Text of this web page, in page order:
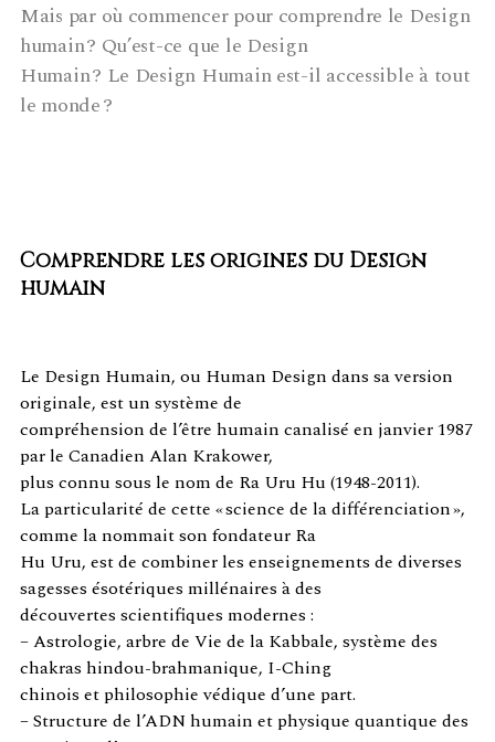
Mais par où commencer pour comprendre le Design
humain ? Qu’est-ce que le Design
Humain ? Le Design Humain est-il accessible à tout
le monde ?
Comprendre les origines du Design
humain
Le Design Humain, ou Human Design dans sa version
originale, est un système de
compréhension de l’être humain canalisé en janvier 1987
par le Canadien Alan Krakower,
plus connu sous le nom de Ra Uru Hu (1948-2011).
La particularité de cette « science de la différenciation »,
comme la nommait son fondateur Ra
Hu Uru, est de combiner les enseignements de diverses
sagesses ésotériques millénaires à des
découvertes scientifiques modernes :
– Astrologie, arbre de Vie de la Kabbale, système des
chakras hindou-brahmanique, I-Ching
chinois et philosophie védique d’une part.
– Structure de l’ADN humain et physique quantique des